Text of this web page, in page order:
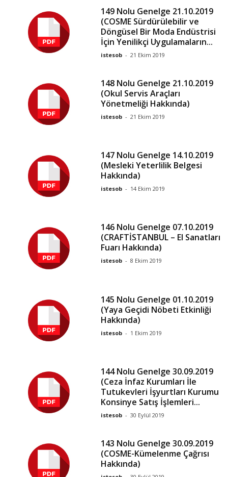
149 Nolu Genelge 21.10.2019
(COSME Sürdürülebilir ve
Döngüsel Bir Moda Endüstrisi
İçin Yenilikçi Uygulamaların...
istesob - 21 Ekim 2019
148 Nolu Genelge 21.10.2019
(Okul Servis Araçları
Yönetmeliği Hakkında)
istesob - 21 Ekim 2019
147 Nolu Genelge 14.10.2019
(Mesleki Yeterlilik Belgesi
Hakkında)
istesob - 14 Ekim 2019
146 Nolu Genelge 07.10.2019
(CRAFTİSTANBUL – El Sanatları
Fuarı Hakkında)
istesob - 8 Ekim 2019
145 Nolu Genelge 01.10.2019
(Yaya Geçidi Nöbeti Etkinliği
Hakkında)
istesob - 1 Ekim 2019
144 Nolu Genelge 30.09.2019
(Ceza İnfaz Kurumları İle
Tutukevleri İşyurtları Kurumu
Konsinye Satış İşlemleri...
istesob - 30 Eylül 2019
143 Nolu Genelge 30.09.2019
(COSME-Kümelenme Çağrısı
Hakkında)